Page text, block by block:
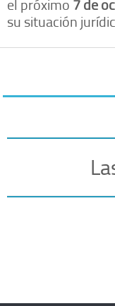
el próximo 7 de
su situación